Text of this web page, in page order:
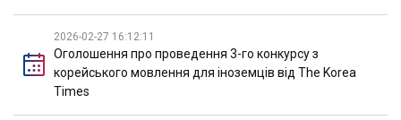
2026-02-27 16:12:11
Оголошення про проведення 3-го конкурсу з
корейського мовлення для іноземців від The Korea
Times